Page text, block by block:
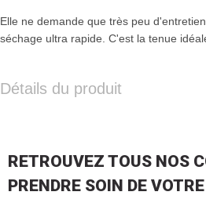
Elle ne demande que très peu
séchage ultra rapide. C'est la tenue
Détails du produit
RETROUVEZ TOUS NOS
PRENDRE SOIN DE